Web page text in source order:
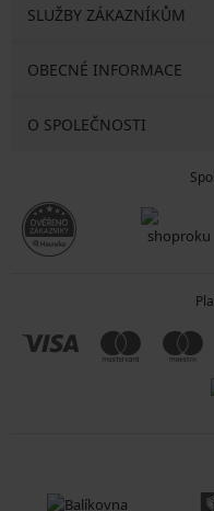
SLUŽBY ZÁKAZNÍKŮM
OBECNÉ INFORMACE
O SPOLEČNOSTI